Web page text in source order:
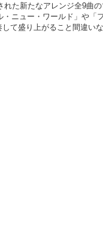
た新たなアレンジ全9曲
ニュー・ワールド」や「
して盛り上がること間違